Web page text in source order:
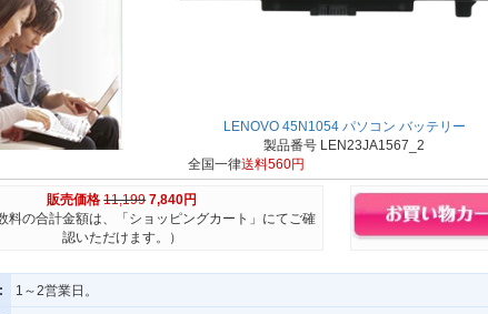
LENOVO 45N1054 パソコン バッテリー
製品番号 LEN23JA1567_2
全国一律送料560円
販売価格 11,199 7,840円
料の合計金額は、「ショッピングカート」にてご確
認いただけます。）
1～2営業日。